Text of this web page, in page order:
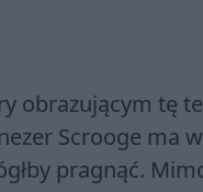
obrazującym tę
Scrooge ma
pragnąć.